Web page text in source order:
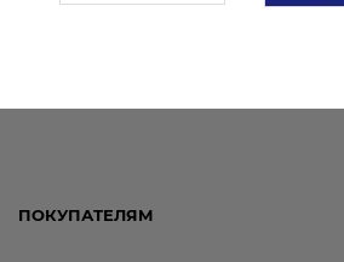
ПОКУПАТЕЛЯМ